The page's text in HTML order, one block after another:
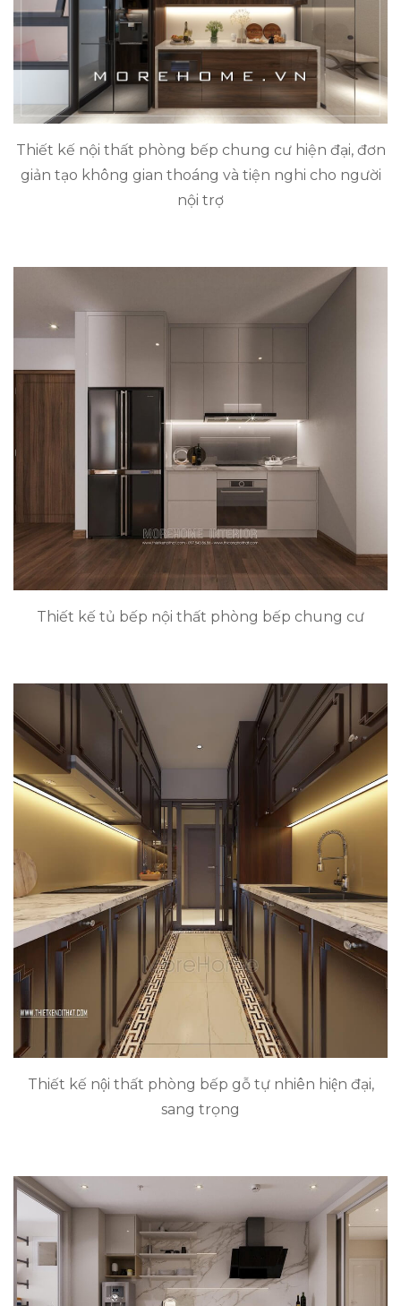
Thiết kế nội thất phòng bếp chung cư hiện đại, đơn
giản tạo không gian thoáng và tiện nghi cho người
nội trợ
Thiết kế tủ bếp nội thất phòng bếp chung cư
Thiết kế nội thất phòng bếp gỗ tự nhiên hiện đại,
sang trọng